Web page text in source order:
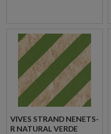
VIVES STRAND NENETS-
R NATURAL VERDE